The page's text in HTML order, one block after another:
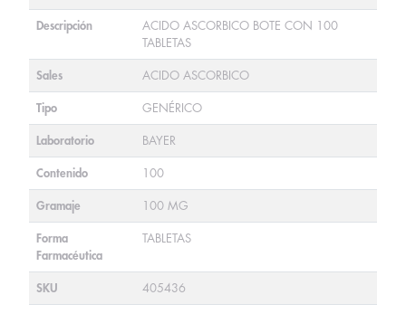
Descripción
ACIDO ASCORBICO BOTE CON 100
TABLETAS
Sales ACIDO ASCORBICO
Tipo GENÉRICO
Laboratorio BAYER
Contenido 100
Gramaje 100 MG
Forma
Farmacéutica
TABLETAS
SKU 405436